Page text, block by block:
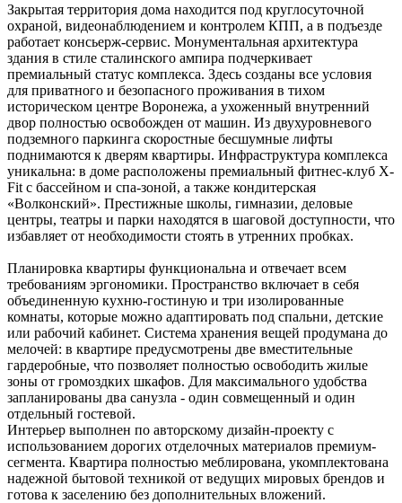
Закрытая территория дома находится под круглосуточной
охраной, видеонаблюдением и контролем КПП, а в подъезде
работает консьерж-сервис. Монументальная архитектура
здания в стиле сталинского ампира подчеркивает
премиальный статус комплекса. Здесь созданы все условия
для приватного и безопасного проживания в тихом
историческом центре Воронежа, а ухоженный внутренний
двор полностью освобожден от машин. Из двухуровневого
подземного паркинга скоростные бесшумные лифты
поднимаются к дверям квартиры. Инфраструктура комплекса
уникальна: в доме расположены премиальный фитнес-клуб X-
Fit с бассейном и спа-зоной, а также кондитерская
«Волконский». Престижные школы, гимназии, деловые
центры, театры и парки находятся в шаговой доступности, что
избавляет от необходимости стоять в утренних пробках.
Планировка квартиры функциональна и отвечает всем
требованиям эргономики. Пространство включает в себя
объединенную кухню-гостиную и три изолированные
комнаты, которые можно адаптировать под спальни, детские
или рабочий кабинет. Система хранения вещей продумана до
мелочей: в квартире предусмотрены две вместительные
гардеробные, что позволяет полностью освободить жилые
зоны от громоздких шкафов. Для максимального удобства
запланированы два санузла - один совмещенный и один
отдельный гостевой.
Интерьер выполнен по авторскому дизайн-проекту с
использованием дорогих отделочных материалов премиум-
сегмента. Квартира полностью меблирована, укомплектована
надежной бытовой техникой от ведущих мировых брендов и
готова к заселению без дополнительных вложений.